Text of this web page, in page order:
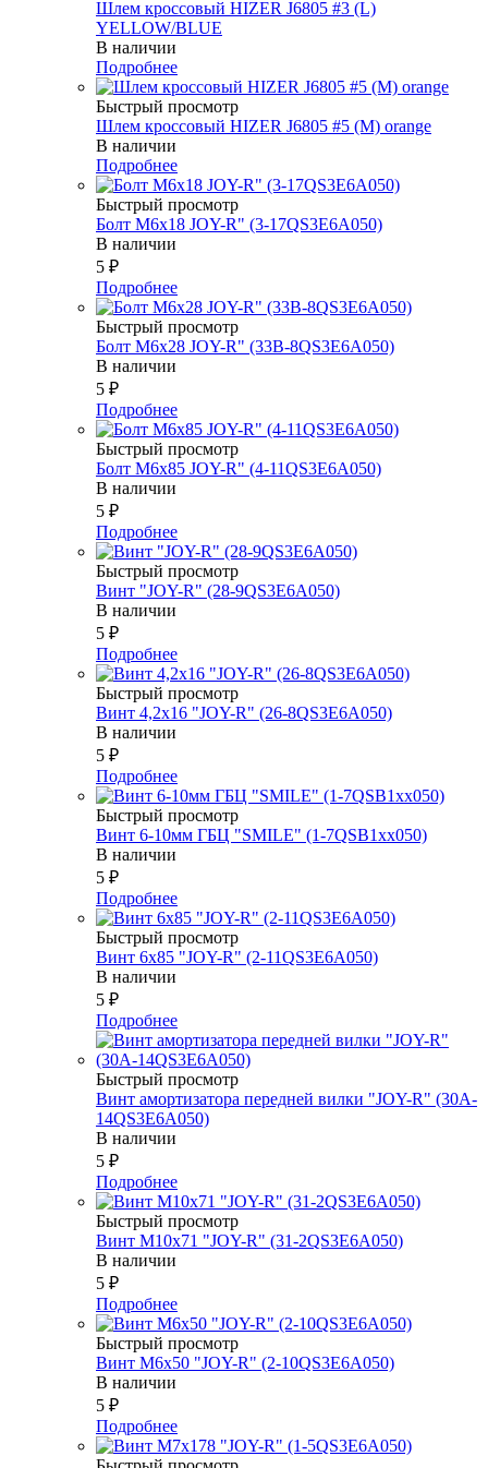
Шлем кроссовый HIZER J6805 #3 (L)
YELLOW/BLUE
В наличии
Подробнее
Быстрый просмотр
Шлем кроссовый HIZER J6805 #5 (M) orange
В наличии
Подробнее
Быстрый просмотр
Болт М6х18 JOY-R" (3-17QS3E6A050)
В наличии
5 ₽
Подробнее
Быстрый просмотр
Болт М6х28 JOY-R" (33В-8QS3E6A050)
В наличии
5 ₽
Подробнее
Быстрый просмотр
Болт М6х85 JOY-R" (4-11QS3E6A050)
В наличии
5 ₽
Подробнее
Быстрый просмотр
Винт "JOY-R" (28-9QS3E6A050)
В наличии
5 ₽
Подробнее
Быстрый просмотр
Винт 4,2х16 "JOY-R" (26-8QS3E6A050)
В наличии
5 ₽
Подробнее
Быстрый просмотр
Винт 6-10мм ГБЦ "SMILE" (1-7QSB1xx050)
В наличии
5 ₽
Подробнее
Быстрый просмотр
Винт 6х85 "JOY-R" (2-11QS3E6A050)
В наличии
5 ₽
Подробнее
Быстрый просмотр
Винт амортизатора передней вилки "JOY-R" (30A-
14QS3E6A050)
В наличии
5 ₽
Подробнее
Быстрый просмотр
Винт М10х71 "JOY-R" (31-2QS3E6A050)
В наличии
5 ₽
Подробнее
Быстрый просмотр
Винт М6х50 "JOY-R" (2-10QS3E6A050)
В наличии
5 ₽
Подробнее